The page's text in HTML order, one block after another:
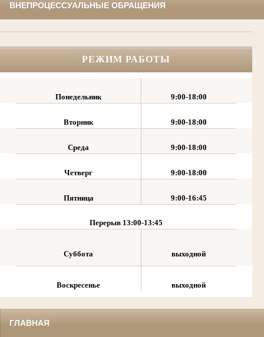
ВНЕПРОЦЕССУАЛЬНЫЕ ОБРАЩЕНИЯ
РЕЖИМ РАБОТЫ
Понедельник 9:00-18:00
Вторник 9:00-18:00
Среда 9:00-18:00
Четверг 9:00-18:00
Пятница 9:00-16:45
Перерыв 13:00-13:45
Суббота выходной
Воскресенье выходной
ГЛАВНАЯ